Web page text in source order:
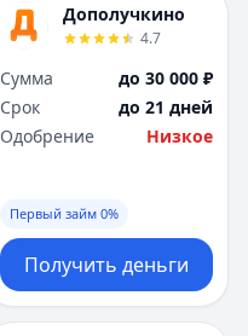
Дополучкино
4.7
Сумма
до 30 000 ₽
Срок
до 21 дней
Одобрение
Низкое
Первый займ 0%
Получить деньги